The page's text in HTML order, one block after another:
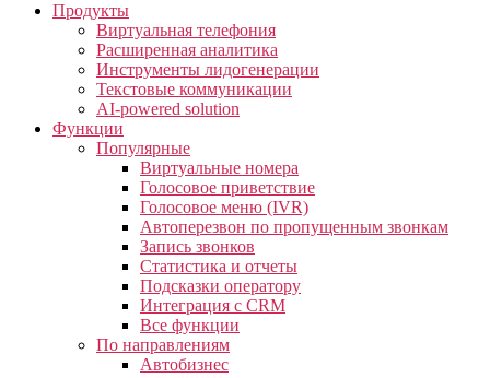
Продукты
Виртуальная телефония
Расширенная аналитика
Инструменты лидогенерации
Текстовые коммуникации
AI-powered solution
Функции
Популярные
Виртуальные номера
Голосовое приветствие
Голосовое меню (IVR)
Автоперезвон по пропущенным звонкам
Запись звонков
Статистика и отчеты
Подсказки оператору
Интеграция с CRM
Все функции
По направлениям
Автобизнес